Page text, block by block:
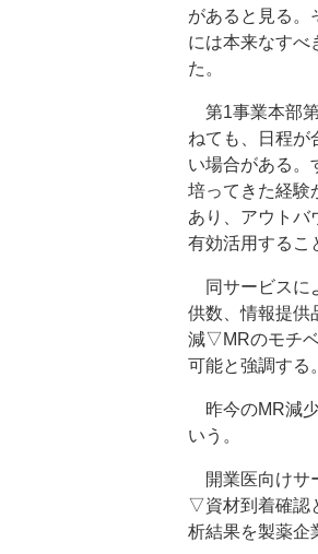
があると見る。
には本来なすべ
た。
第1事業本部
ねても、日程が
い場合がある。
培ってきた経験
あり、アウトバ
有効活用するこ
同サービスに
供数、情報提
減▽MRのモチ
可能と強調する。
昨今のMR減
いう。
開業医向けサ
▽資材到着確認
析結果を製薬企